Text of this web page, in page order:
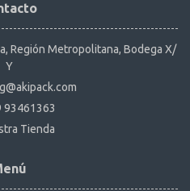
Región Metropolitana, Bodega X/
Y
93461363
Tienda